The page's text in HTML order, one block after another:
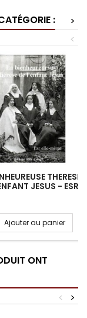
:
>
<
THERESE
JESUS - ESR
Ajouter au panier
ONT
>
<